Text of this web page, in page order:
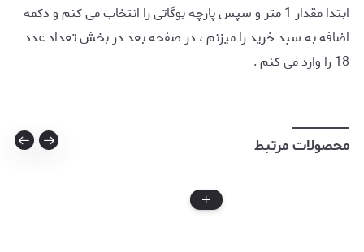
ابتدا مقدار 1 متر و سپس پارچه بوگاتی را انتخاب می کنم و دکمه
اضافه به سبد خرید را میزنم ، در صفحه بعد در بخش تعداد عدد
18 را وارد می کنم .
محصولات مرتبط